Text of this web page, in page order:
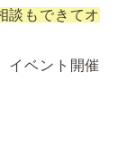
談もできてオ
イベント開催